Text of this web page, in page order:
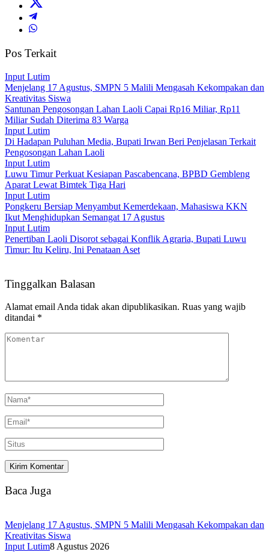
Pos Terkait
Input Lutim
Menjelang 17 Agustus, SMPN 5 Malili Mengasah Kekompakan dan
Kreativitas Siswa
Santunan Pengosongan Lahan Laoli Capai Rp16 Miliar, Rp11
Miliar Sudah Diterima 83 Warga
Input Lutim
Di Hadapan Puluhan Media, Bupati Irwan Beri Penjelasan Terkait
Pengosongan Lahan Laoli
Input Lutim
Luwu Timur Perkuat Kesiapan Pascabencana, BPBD Gembleng
Aparat Lewat Bimtek Tiga Hari
Input Lutim
Pongkeru Bersiap Menyambut Kemerdekaan, Mahasiswa KKN
Ikut Menghidupkan Semangat 17 Agustus
Input Lutim
Penertiban Laoli Disorot sebagai Konflik Agraria, Bupati Luwu
Timur: Itu Keliru, Ini Penataan Aset
Tinggalkan Balasan
Alamat email Anda tidak akan dipublikasikan. Ruas yang wajib
ditandai *
Baca Juga
Menjelang 17 Agustus, SMPN 5 Malili Mengasah Kekompakan dan
Kreativitas Siswa
Input Lutim8 Agustus 2026